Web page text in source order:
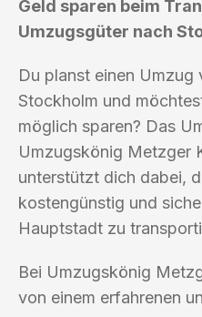
Geld sparen beim
Umzugsgüter nach
Du planst einen Umzug
Stockholm und
möglich sparen? Das
Umzugskönig Metzger
unterstützt dich dabei,
kostengünstig und
Hauptstadt zu
Bei Umzugskönig
von einem erfahrenen